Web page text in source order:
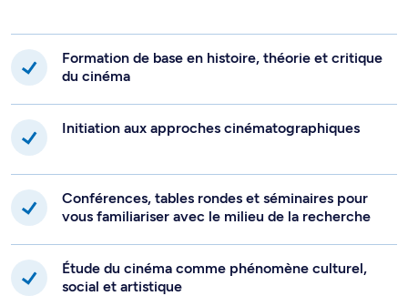
Formation de base en histoire, théorie et critique
du cinéma
Initiation aux approches cinématographiques
Conférences, tables rondes et séminaires pour
vous familiariser avec le milieu de la recherche
Étude du cinéma comme phénomène culturel,
social et artistique